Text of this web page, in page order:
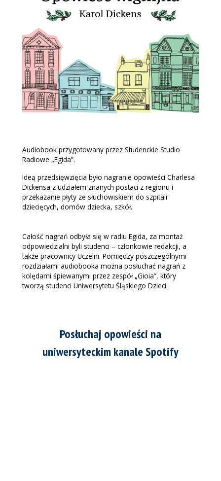
Audiobook przygotowany przez Studenckie Studio
Radiowe „Egida”.
Ideą przedsięwzięcia było nagranie opowieści Charlesa
Dickensa z udziałem znanych postaci z regionu i
przekazanie płyty ze słuchowiskiem do szpitali
dziecięcych, domów dziecka, szkół.
Całość nagrań odbyła się w radiu Egida, za montaż
odpowiedzialni byli studenci – członkowie redakcji, a
także pracownicy Uczelni. Pomiędzy poszczególnymi
rozdziałami audiobooka można posłuchać nagrań z
kolędami śpiewanymi przez zespół „Gioia”, który
tworzą studenci Uniwersytetu Śląskiego Dzieci.
Posłuchaj opowieści na
uniwersyteckim kanale Spotify